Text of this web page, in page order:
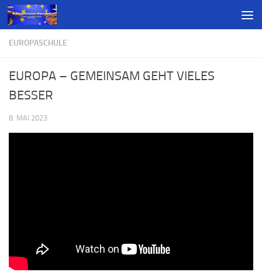
EUROPASCHULE
EUROPA – GEMEINSAM GEHT VIELES
BESSER
8. MAI 2023